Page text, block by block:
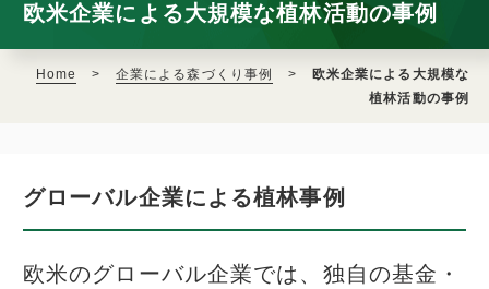
欧米企業による大規模な植林活動の事例
Home > 企業による森づくり事例 >
欧米企業による大規模な
植林活動の事例
グローバル企業による植林事例
欧米のグローバル企業では、独自の基金・